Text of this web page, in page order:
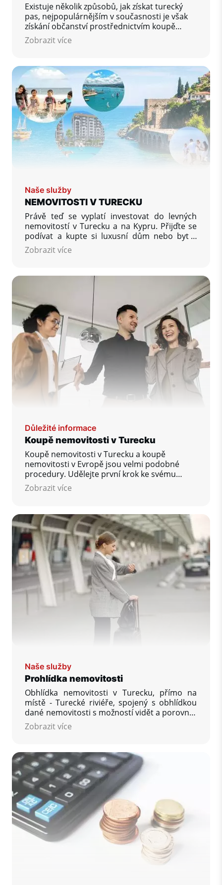
Existuje několik způsobů, jak získat turecký
pas, nejpopulárnějším v současnosti je však
získání občanství prostřednictvím koupě
nemovitosti nebo otevřením účtu v bance.
Zobrazit více
Naše služby
NEMOVITOSTI V TURECKU
Právě teď se vyplatí investovat do levných
nemovitostí v Turecku a na Kypru. Přijďte se
podívat a kupte si luxusní dům nebo byt v
Turecku a investujte svůj kapitál a peníze v
zahraničí. Dosáhněte vysoké návratnosti
příjmu z pronájmu nemovitostí na pobřeží
Středozemního moře.
Zobrazit více
Důležité informace
Koupě nemovitosti v Turecku
Koupě nemovitosti v Turecku a koupě
nemovitosti v Evropě jsou velmi podobné
procedury. Udělejte první krok ke svému
vysněnému domovu ještě dnes!
Zobrazit více
Naše služby
Prohlídka nemovitosti
Obhlídka nemovitosti v Turecku, přímo na
místě - Turecké riviéře, spojený s obhlídkou
dané nemovitosti s možností vidět a porovnat
větší množství nabízených nemovitostí,
zodpovězení Vašich dalších otázek, které Vás
nemovitosti.
Zobrazit více